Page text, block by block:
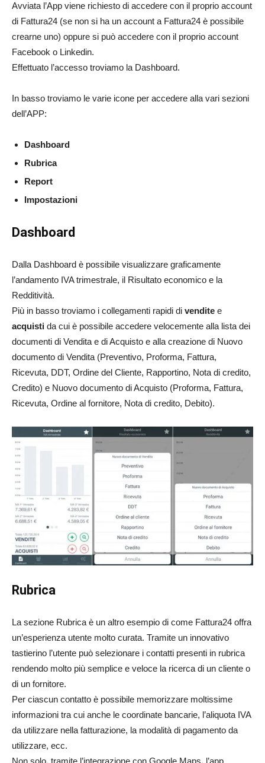
Avviata l’App viene richiesto di accedere con il proprio account
di Fattura24 (se non si ha un account a Fattura24 è possibile
crearne uno) oppure si può accedere con il proprio account
Facebook o Linkedin.
Effettuato l’accesso troviamo la Dashboard.
In basso troviamo le varie icone per accedere alla vari sezioni
dell’APP:
Dashboard
Rubrica
Report
Impostazioni
Dashboard
Dalla Dashboard è possibile visualizzare graficamente
l’andamento IVA trimestrale, il Risultato economico e la
Redditività.
Più in basso troviamo i collegamenti rapidi di vendite e
acquisti da cui è possibile accedere velocemente alla lista dei
documenti di Vendita e di Acquisto e alla creazione di Nuovo
documento di Vendita (Preventivo, Proforma, Fattura,
Ricevuta, DDT, Ordine del Cliente, Rapportino, Nota di credito,
Credito) e Nuovo documento di Acquisto (Proforma, Fattura,
Ricevuta, Ordine al fornitore, Nota di credito, Debito).
Rubrica
La sezione Rubrica è un altro esempio di come Fattura24 offra
un’esperienza utente molto curata. Tramite un innovativo
tastierino l’utente può selezionare i contatti presenti in rubrica
rendendo molto più semplice e veloce la ricerca di un cliente o
di un fornitore.
Per ciascun contatto è possibile memorizzare moltissime
informazioni tra cui anche le coordinate bancarie, l’aliquota IVA
da utilizzare nella fatturazione, la modalità di pagamento da
utilizzare, ecc.
Non solo, tramite l’integrazione con Google Maps, l’app